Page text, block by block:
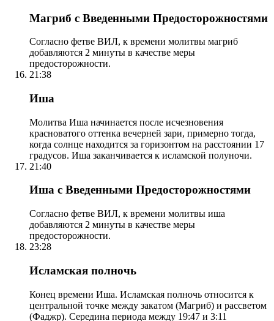
Магриб с Введенными Предосторожностями
Согласно фетве ВИЛ, к времени молитвы магриб
добавляются 2 минуты в качестве меры
предосторожности.
21:38
Иша
Молитва Иша начинается после исчезновения
красноватого оттенка вечерней зари, примерно тогда,
когда солнце находится за горизонтом на расстоянии 17
градусов. Иша заканчивается к исламской полуночи.
21:40
Иша с Введенными Предосторожностями
Согласно фетве ВИЛ, к времени молитвы иша
добавляются 2 минуты в качестве меры
предосторожности.
23:28
Исламская полночь
Конец времени Иша. Исламская полночь относится к
центральной точке между закатом (Магриб) и рассветом
(Фаджр). Середина периода между 19:47 и 3:11